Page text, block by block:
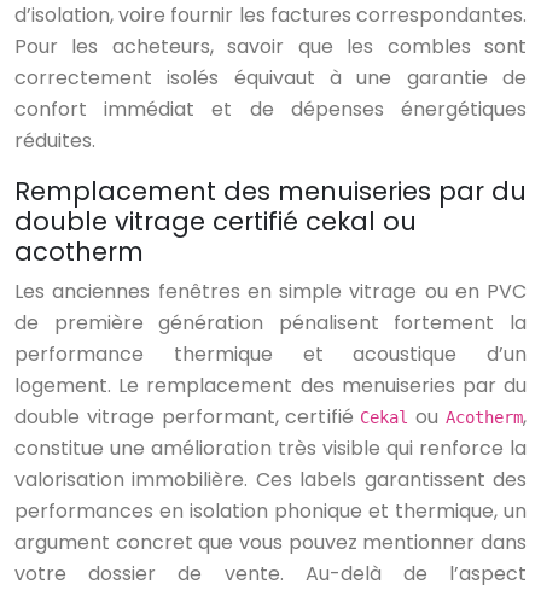
d’isolation, voire fournir les factures correspondantes.
Pour les acheteurs, savoir que les combles sont
correctement isolés équivaut à une garantie de
confort immédiat et de dépenses énergétiques
réduites.
Remplacement des menuiseries par du
double vitrage certifié cekal ou
acotherm
Les anciennes fenêtres en simple vitrage ou en PVC
de première génération pénalisent fortement la
performance thermique et acoustique d’un
logement. Le remplacement des menuiseries par du
double vitrage performant, certifié Cekal ouAcotherm,
constitue une amélioration très visible qui renforce la
valorisation immobilière. Ces labels garantissent des
performances en isolation phonique et thermique, un
argument concret que vous pouvez mentionner dans
votre dossier de vente. Au-delà de l’aspect